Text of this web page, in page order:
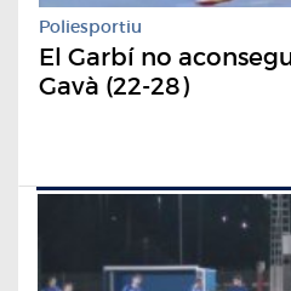
Poliesportiu
El Garbí no
Gavà (22-28)